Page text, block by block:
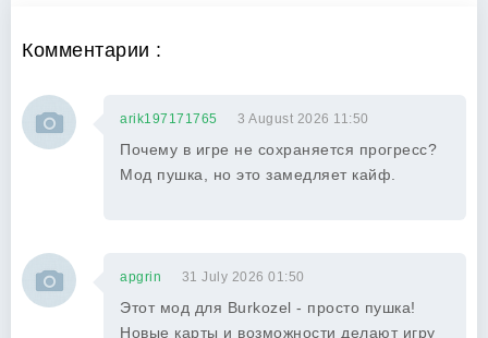
Комментарии :
arik197171765 3 August 2026 11:50
Почему в игре не сохраняется прогресс?
Мод пушка, но это замедляет кайф.
apgrin 31 July 2026 01:50
Этот мод для Burkozel - просто пушка!
Новые карты и возможности делают игру